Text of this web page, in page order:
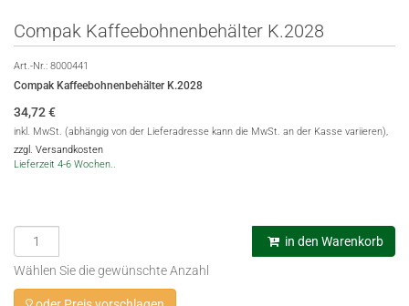
Compak Kaffeebohnenbehälter K.2028
Art.-Nr.: 8000441
Compak Kaffeebohnenbehälter K.2028
34,72€
inkl. MwSt. (abhängig von der Lieferadresse kann die MwSt. an der Kasse variieren),
zzgl. Versandkosten
Lieferzeit 4-6 Wochen..
in den Warenkorb
Wählen Sie die gewünschte Anzahl